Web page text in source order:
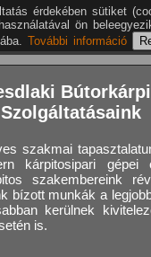
Szolgáltatásaink
szakmai
kárpitosipari
szakembereink
bízott munkák a
kerülnek
is.
érdekében sütiket
ön
További információ